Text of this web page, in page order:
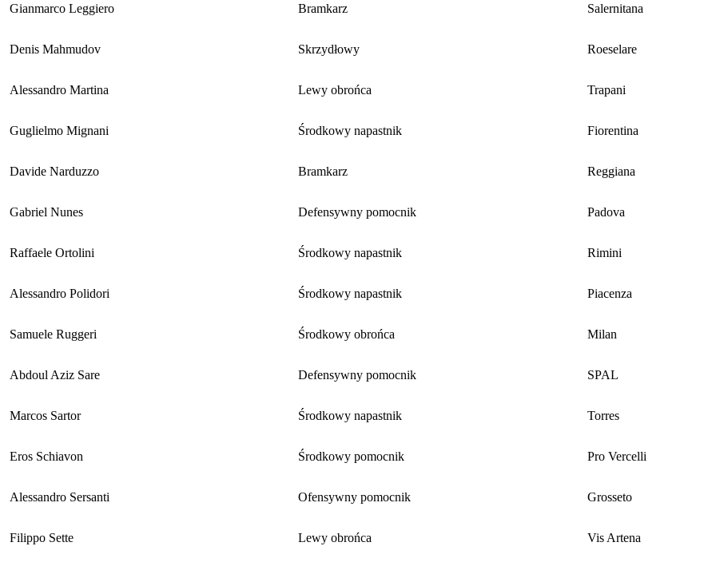
Gianmarco Leggiero Bramkarz Salernitana
Denis Mahmudov Skrzydłowy Roeselare
Alessandro Martina Lewy obrońca Trapani
Guglielmo Mignani Środkowy napastnik Fiorentina
Davide Narduzzo Bramkarz Reggiana
Gabriel Nunes Defensywny pomocnik Padova
Raffaele Ortolini Środkowy napastnik Rimini
Alessandro Polidori Środkowy napastnik Piacenza
Samuele Ruggeri Środkowy obrońca Milan
Abdoul Aziz Sare Defensywny pomocnik SPAL
Marcos Sartor Środkowy napastnik Torres
Eros Schiavon Środkowy pomocnik Pro Vercelli
Alessandro Sersanti Ofensywny pomocnik Grosseto
Filippo Sette Lewy obrońca Vis Artena